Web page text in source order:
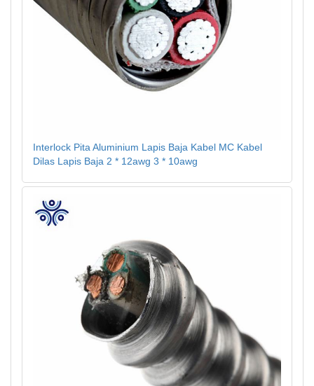
Interlock Pita Aluminium Lapis Baja Kabel MC Kabel
Dilas Lapis Baja 2 * 12awg 3 * 10awg